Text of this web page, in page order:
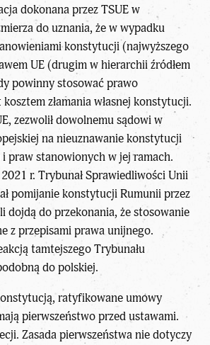
dokonana przez TSUE w
do uznania, że w wypadku
konstytucji (najwyższego
UE (drugim w hierarchii źródłem
powinny stosować prawo
złamania własnej konstytucji.
zezwolił dowolnemu sądowi w
na nieuznawanie konstytucji
i praw stanowionych w jej ramach.
r. Trybunał Sprawiedliwości Unii
pomijanie konstytucji Rumunii przez
dojdą do przekonania, że stosowanie
z przepisami prawa unijnego.
tamtejszego Trybunału
do polskiej.
ratyfikowane umowy
pierwszeństwo przed ustawami.
Zasada pierwszeństwa nie dotyczy